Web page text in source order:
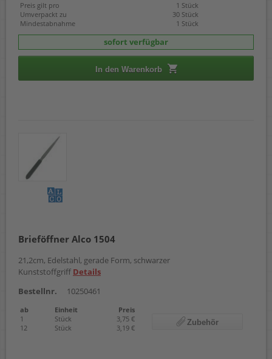
Preis gilt pro
1 Stück
Umverpackt zu
30 Stück
Mindestabnahme
1 Stück
sofort verfügbar
In den Warenkorb
Brieföffner Alco 1504
21,2cm, Edelstahl, gerade Form, schwarzer
Kunststoffgriff Details
Bestellnr.
10250461
ab Einheit
Preis
1
Stück
3,75 €
12
Stück 3,19 €
Zubehör